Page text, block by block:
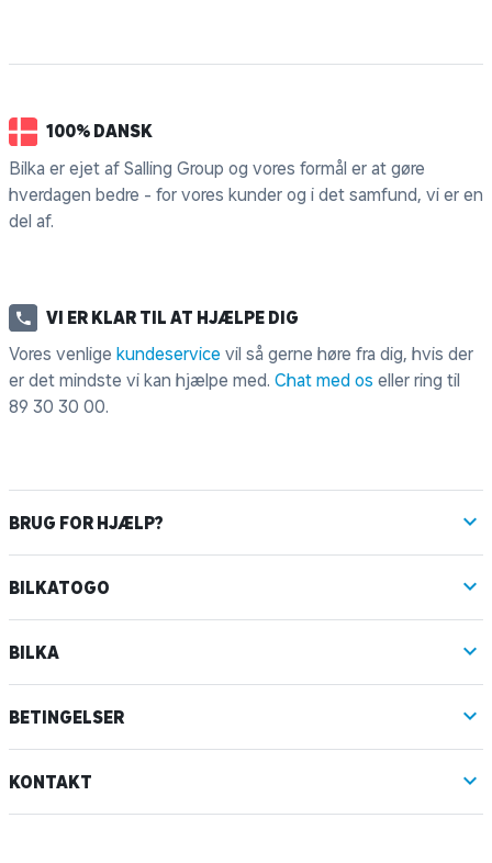
100% DANSK
Bilka er ejet af Salling Group og vores formål er at gøre
hverdagen bedre - for vores kunder og i det samfund, vi er en
del af.
VI ER KLAR TIL AT HJÆLPE DIG
Vores venlige kundeservice vil så gerne høre fra dig, hvis der
er det mindste vi kan hjælpe med. Chat med os eller ring til
89 30 30 00.
BRUG FOR HJÆLP?
BILKATOGO
BILKA
BETINGELSER
KONTAKT